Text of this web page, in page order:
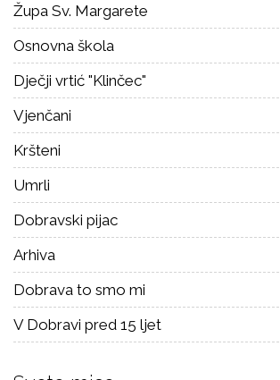
Župa Sv. Margarete
Osnovna škola
Dječji vrtić "Klinčec"
Vjenčani
Kršteni
Umrli
Dobravski pijac
Arhiva
Dobrava to smo mi
V Dobravi pred 15 ljet